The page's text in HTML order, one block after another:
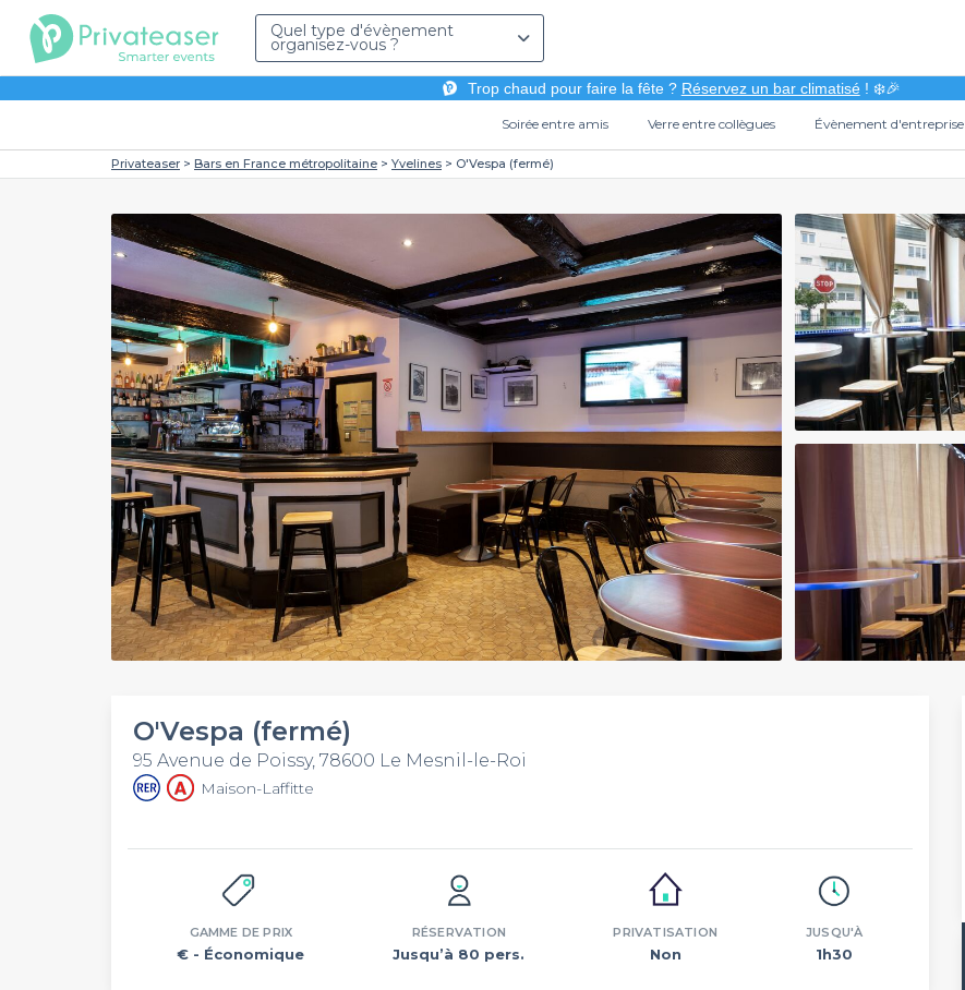
Quel type d'évènement
organisez-vous ?
Trop chaud pour faire la fête ? Réservez un bar climatisé! ❄️🎉
Soirée entre amis Verre entre collègues Évènement d'entreprise
Privateaser Bars en France métropolitaine Yvelines O'Vespa (fermé)
O'Vespa (fermé)
95 Avenue de Poissy, 78600 Le Mesnil-le-Roi
Maison-Laffitte
GAMME DE PRIX
€ - Économique
RÉSERVATION
Jusqu’à 80 pers.
PRIVATISATION
Non
JUSQU'À
1h30